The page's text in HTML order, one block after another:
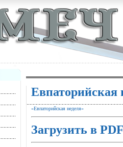
Евпаторийская
«Евпаторийская неделя»
Загрузить в